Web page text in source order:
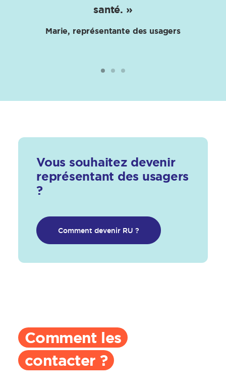
santé. »
Marie, représentante des usagers
Vous souhaitez devenir
représentant des usagers
?
Comment devenir RU ?
Comment les
contacter ?